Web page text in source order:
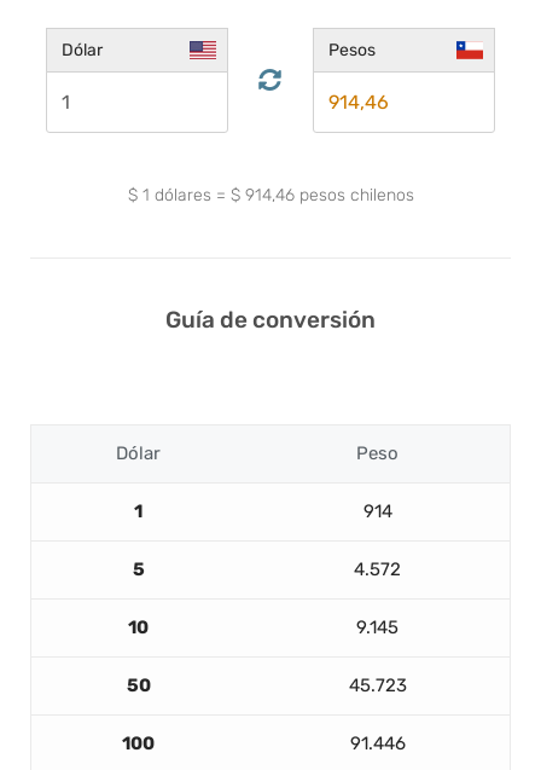
Dólar Pesos
$ 1 dólares = $ 914,46pesos chilenos
Guía de conversión
Dólar Peso
1 914
5 4.572
10 9.145
50 45.723
100 91.446